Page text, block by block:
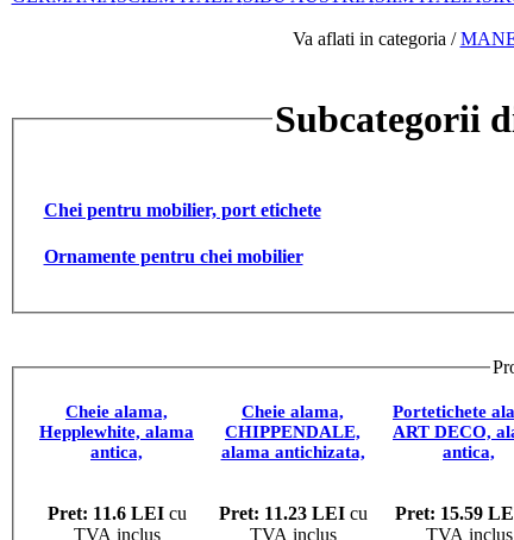
Va aflati in categoria /
Subcategorii
Chei pentru mobilier, port etichete
Ornamente pentru chei mobilier
Cheie alama,
Hepplewhite, alama
antica,
Pret: 11.6 LEIcu
TVA inclus
Cheie alama,
CHIPPENDALE,
alama antichizata,
Pret: 11.23 LEIcu
TVA inclus
Portetichete
ART DECO,
antica,
Pret: 15.59
TVA inclus